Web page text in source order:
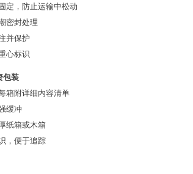
定，防止运输中松动
密封处理
并保护
心标识
包装
箱附详细内容清单
缓冲
纸箱或木箱
，便于追踪